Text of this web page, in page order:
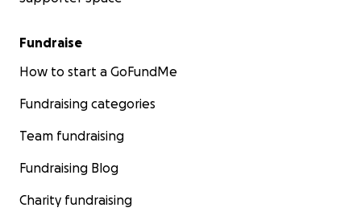
Fundraise
How to start a GoFundMe
Fundraising categories
Team fundraising
Fundraising Blog
Charity fundraising